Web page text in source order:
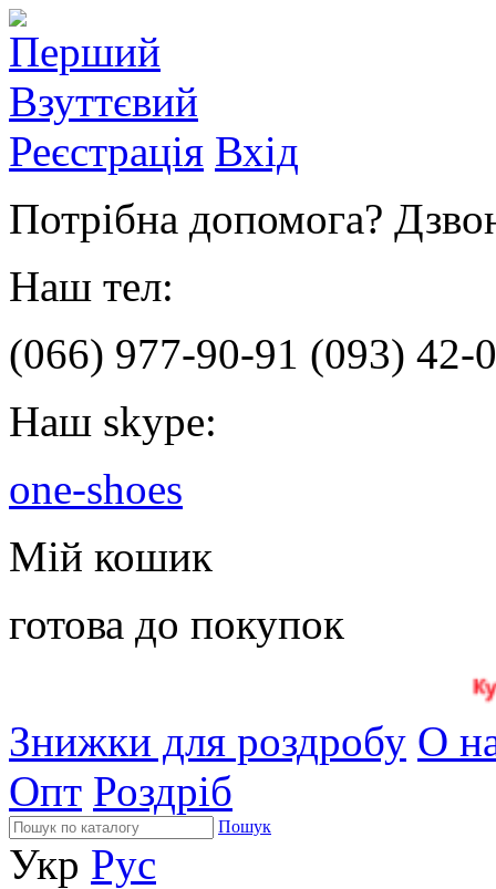
Реєстрація Вхід
Потрібна допомога?
Наш тел:
(066) 977-90-91 (093) 42-
Наш skype:
one-shoes
Мій кошик
готова до покупок
Знижки для роздробу О
Опт Роздріб
Пошук
Укр Рус